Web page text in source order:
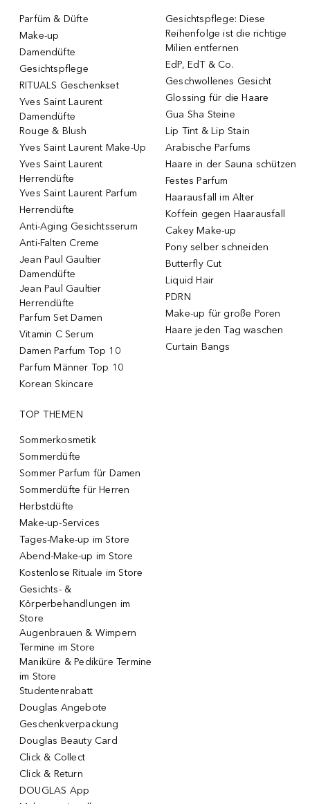
Parfüm & Düfte
Make-up
Damendüfte
Gesichtspflege
RITUALS Geschenkset
Yves Saint Laurent
Damendüfte
Rouge & Blush
Yves Saint Laurent Make-Up
Yves Saint Laurent
Herrendüfte
Yves Saint Laurent Parfum
Herrendüfte
Anti-Aging Gesichtsserum
Anti-Falten Creme
Jean Paul Gaultier
Damendüfte
Jean Paul Gaultier
Herrendüfte
Parfum Set Damen
Vitamin C Serum
Damen Parfum Top 10
Parfum Männer Top 10
Korean Skincare
Gesichtspflege: Diese
Reihenfolge ist die richtige
Milien entfernen
EdP, EdT & Co.
Geschwollenes Gesicht
Glossing für die Haare
Gua Sha Steine
Lip Tint & Lip Stain
Arabische Parfums
Haare in der Sauna schützen
Festes Parfum
Haarausfall im Alter
Koffein gegen Haarausfall
Cakey Make-up
Pony selber schneiden
Butterfly Cut
Liquid Hair
PDRN
Make-up für große Poren
Haare jeden Tag waschen
Curtain Bangs
TOP THEMEN
Sommerkosmetik
Sommerdüfte
Sommer Parfum für Damen
Sommerdüfte für Herren
Herbstdüfte
Make-up-Services
Tages-Make-up im Store
Abend-Make-up im Store
Kostenlose Rituale im Store
Gesichts- &
Körperbehandlungen im
Store
Augenbrauen & Wimpern
Termine im Store
Maniküre & Pediküre Termine
im Store
Studentenrabatt
Douglas Angebote
Geschenkverpackung
Douglas Beauty Card
Click & Collect
Click & Return
DOUGLAS App